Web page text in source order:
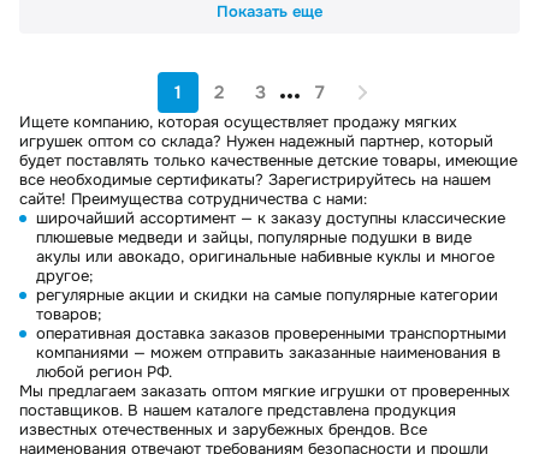
Показать еще
1 2 3 7
Ищете компанию, которая осуществляет продажу мягких
игрушек оптом со склада? Нужен надежный партнер, который
будет поставлять только качественные детские товары, имеющие
все необходимые сертификаты? Зарегистрируйтесь на нашем
сайте! Преимущества сотрудничества с нами:
широчайший ассортимент — к заказу доступны классические
плюшевые медведи и зайцы, популярные подушки в виде
акулы или авокадо, оригинальные набивные куклы и многое
другое;
регулярные акции и скидки на самые популярные категории
товаров;
оперативная доставка заказов проверенными транспортными
компаниями — можем отправить заказанные наименования в
любой регион РФ.
Мы предлагаем заказать оптом мягкие игрушки от проверенных
поставщиков. В нашем каталоге представлена продукция
известных отечественных и зарубежных брендов. Все
наименования отвечают требованиям безопасности и прошли